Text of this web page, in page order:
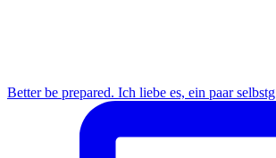
Better be prepared. Ich liebe es, ein paar selbstg